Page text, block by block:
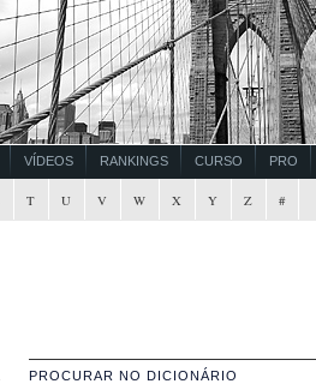
VÍDEOS RANKINGS CURSO PRO
T U V W X Y Z #
PROCURAR NO DICIONÁRIO